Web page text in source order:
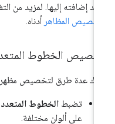
إضافته إليها. لمزيد من
المظاهرأدناه.
الخطوط المتعددة
عدة طرق لتخصيص مظهر
تضبطالخطوط المتعددة
على ألوان مختلفة.